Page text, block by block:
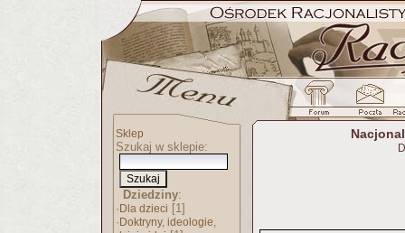
Sklep
Szukaj w sklepie:
Dziedziny:
· Dla dzieci [1]
· Doktryny, ideologie,